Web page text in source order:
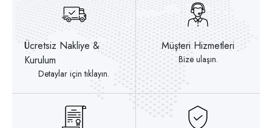
Ücretsiz Nakliye &
Kurulum
Detaylar için tıklayın.
Müşteri Hizmetleri
Bize ulaşın.